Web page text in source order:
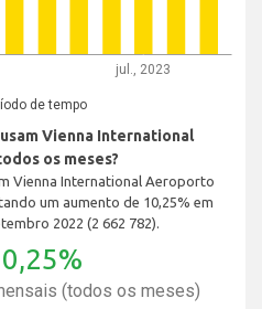
jul., 2023
de tempo
Vienna International
os meses?
Vienna International Aeroporto
um aumento de 10,25% em
2022 (2 662 782).
(todos os meses)